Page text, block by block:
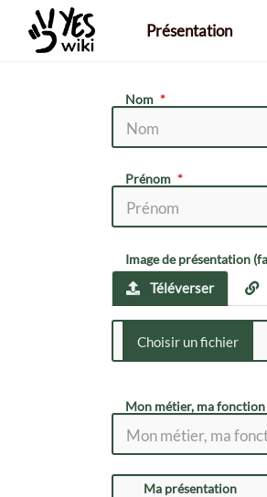
Aller au contenu principalPrésentation
Nom
Prénom
Image de présentation
Téléverser
Mon métier, ma fonction
Ma présentation